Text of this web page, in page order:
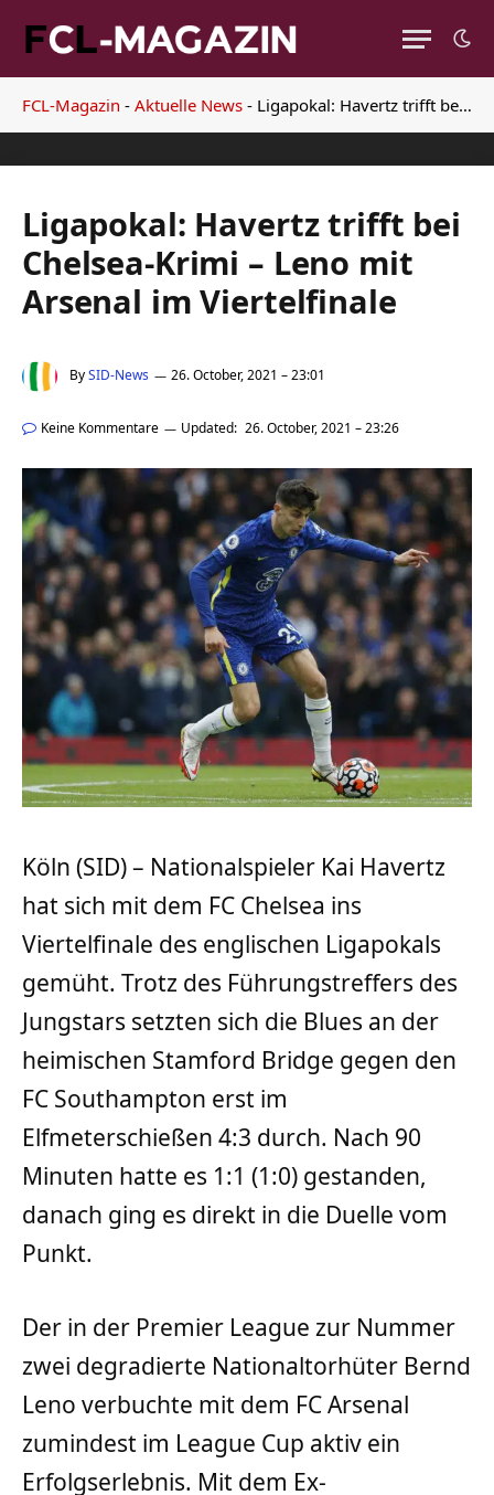
FCL-Magazin - Aktuelle News - Ligapokal: Havertz trifft bei Chelsea-Krimi – Leno mit Arsenal im Viertelfinale
Ligapokal: Havertz trifft bei
Chelsea-Krimi – Leno mit
Arsenal im Viertelfinale
BySID-News 26. October, 2021 – 23:01
Keine Kommentare Updated: 26. October, 2021 – 23:26
Köln (SID) – Nationalspieler Kai Havertz
hat sich mit dem FC Chelsea ins
Viertelfinale des englischen Ligapokals
gemüht. Trotz des Führungstreffers des
Jungstars setzten sich die Blues an der
heimischen Stamford Bridge gegen den
FC Southampton erst im
Elfmeterschießen 4:3 durch. Nach 90
Minuten hatte es 1:1 (1:0) gestanden,
danach ging es direkt in die Duelle vom
Punkt.
Der in der Premier League zur Nummer
zwei degradierte Nationaltorhüter Bernd
Leno verbuchte mit dem FC Arsenal
zumindest im League Cup aktiv ein
Erfolgserlebnis. Mit dem Ex-